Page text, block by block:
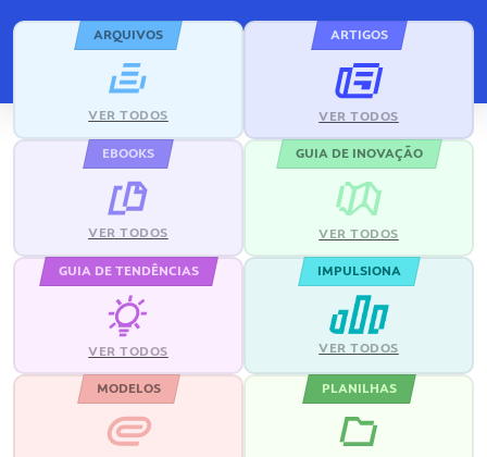
ARQUIVOS
VER TODOS
ARTIGOS
VER TODOS
EBOOKS
VER TODOS
GUIA DE INOVAÇÃO
VER TODOS
GUIA DE TENDÊNCIAS
VER TODOS
IMPULSIONA
VER TODOS
MODELOS PLANILHAS